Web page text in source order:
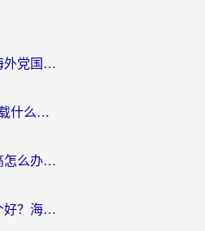
德国怎么玩最强祖师？海外党国服游戏加速器选择全攻略（附宝可梦Online实测）
在国外玩QQ飞车需要下载什么加速器呢？海外党亲测有效的国服游戏加速指南
雪糕工厂国外玩延迟很高怎么办？海外玩家国服游戏加速终极攻略（附实测推荐）
打江南百景图加速器哪个好？海外党踩坑N次后，终于找到不卡的秘诀